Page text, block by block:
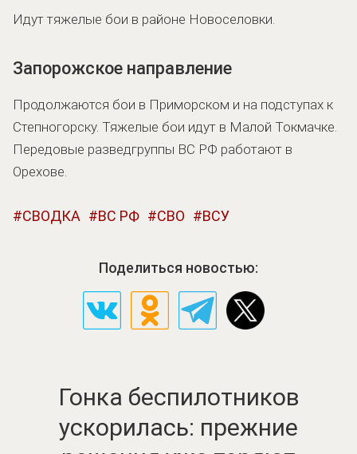
Идут тяжелые бои в районе Новоселовки.
Запорожское направление
Продолжаются бои в Приморском и на подступах к
Степногорску. Тяжелые бои идут в Малой Токмачке.
Передовые разведгруппы ВС РФ работают в
Орехове.
СВОДКА ВС РФ СВО ВСУ
Поделиться новостью:
Гонка беспилотников
ускорилась: прежние